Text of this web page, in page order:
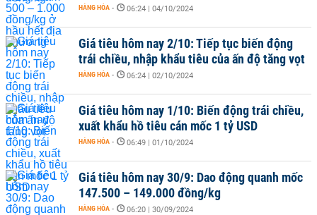
HÀNG HÓA - 06:24 | 04/10/2024
Giá tiêu hôm nay 2/10: Tiếp tục biến động
trái chiều, nhập khẩu tiêu của ấn độ tăng vọt
HÀNG HÓA - 06:24 | 02/10/2024
Giá tiêu hôm nay 1/10: Biến động trái chiều,
xuất khẩu hồ tiêu cán mốc 1 tỷ USD
HÀNG HÓA - 06:49 | 01/10/2024
Giá tiêu hôm nay 30/9: Dao động quanh mốc
147.500 – 149.000 đồng/kg
HÀNG HÓA - 06:20 | 30/09/2024